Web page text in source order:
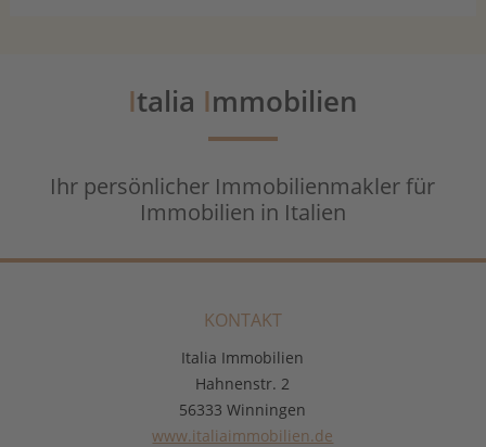
Italia Immobilien
Ihr persönlicher Immobilienmakler für
Immobilien in Italien
KONTAKT
Italia Immobilien
Hahnenstr. 2
56333 Winningen
www.italiaimmobilien.de